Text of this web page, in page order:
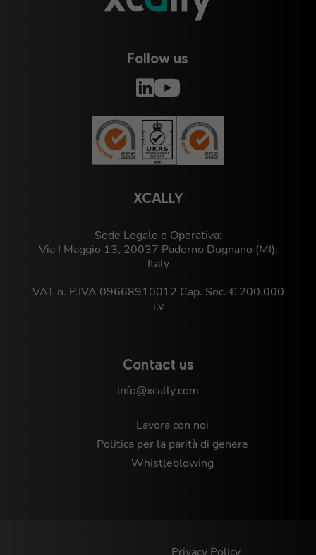
XCALLY
Sede Legale e Operativa:
Via I Maggio 13, 20037 Paderno Dugnano (MI),
Italy
VAT n. P.IVA 09668910012 Cap. Soc. € 200.000
i.v
Contact us
info@xcally.com
Lavora con noi
Politica per la parità di genere
Whistleblowing
Follow us